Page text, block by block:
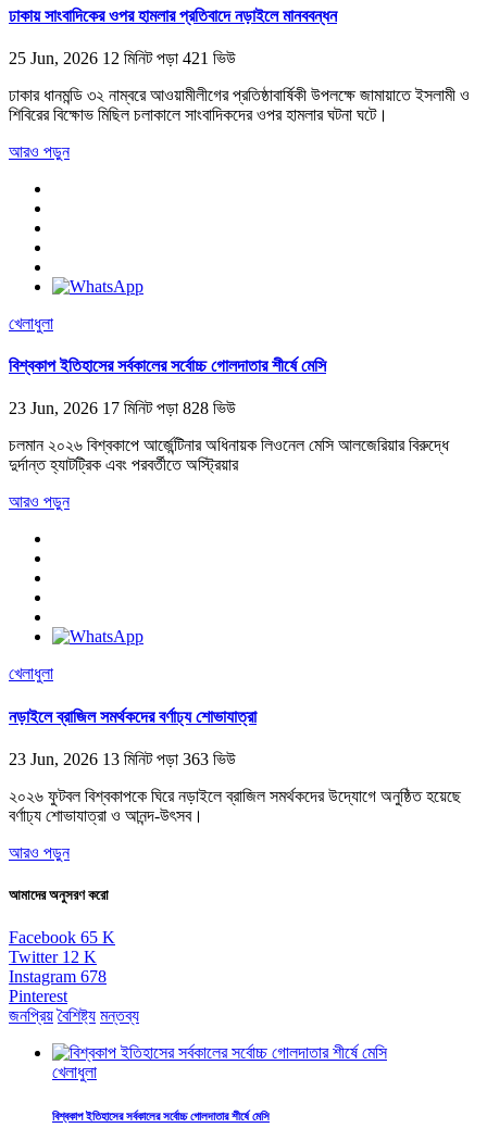
ঢাকায় সাংবাদিকের ওপর হামলার প্রতিবাদে নড়াইলে মানববন্ধন
25 Jun, 2026 12 মিনিট পড়া 421 ভিউ
ঢাকার ধানমন্ডি ৩২ নাম্বরে আওয়ামীলীগের প্রতিষ্ঠাবার্ষিকী উপলক্ষে জামায়াতে ইসলামী ও
শিবিরের বিক্ষোভ মিছিল চলাকালে সাংবাদিকদের ওপর হামলার ঘটনা ঘটে।
আরও পড়ুন
খেলাধুলা
বিশ্বকাপ ইতিহাসের সর্বকালের সর্বোচ্চ গোলদাতার শীর্ষে মেসি
23 Jun, 2026 17 মিনিট পড়া 828 ভিউ
চলমান ২০২৬ বিশ্বকাপে আর্জেন্টিনার অধিনায়ক লিওনেল মেসি আলজেরিয়ার বিরুদ্ধে
দুর্দান্ত হ্যাটট্রিক এবং পরবর্তীতে অস্ট্রিয়ার
আরও পড়ুন
খেলাধুলা
নড়াইলে ব্রাজিল সমর্থকদের বর্ণাঢ্য শোভাযাত্রা
23 Jun, 2026 13 মিনিট পড়া 363 ভিউ
২০২৬ ফুটবল বিশ্বকাপকে ঘিরে নড়াইলে ব্রাজিল সমর্থকদের উদ্যোগে অনুষ্ঠিত হয়েছে
বর্ণাঢ্য শোভাযাত্রা ও আনন্দ-উৎসব।
আরও পড়ুন
আমাদের অনুসরণ করো
Facebook 65 K
Twitter 12 K
Instagram 678
Pinterest
জনপ্রিয় বৈশিষ্ট্য মন্তব্য
খেলাধুলা
বিশ্বকাপ ইতিহাসের সর্বকালের সর্বোচ্চ গোলদাতার শীর্ষে মেসি